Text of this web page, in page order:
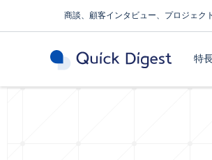
商談、顧客インタビュー、プロジェク
特